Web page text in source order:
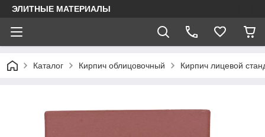
ЭЛИТНЫЕ МАТЕРИАЛЫ
Каталог Кирпич облицовочный Кирпич лицевой